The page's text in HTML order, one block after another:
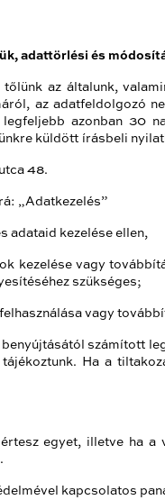
adattörlési és
tőlünk az általunk,
az adatfeldolgozó
azonban 30
küldött írásbeli
48.
„Adatkezelés”
adataid kezelése ellen,
kezelése vagy
szükséges;
vagy
számított
Ha a
egyet, illetve ha
kapcsolatos